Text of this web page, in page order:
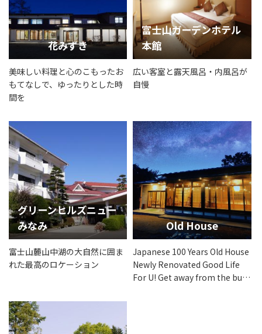
花みずき
美味しい料理と心のこもったお
もてなしで、ゆったりとした時
間を
富士山ガーデンホテル
本館
広い客室と露天風呂・内風呂が
自慢
グリーンヒルズニュー
みなみ
富士山麓山中湖の大自然に囲ま
れた最高のロケーション
Old House
Japanese 100 Years Old House
Newly Renovated Good Life
For U! Get away from the busy